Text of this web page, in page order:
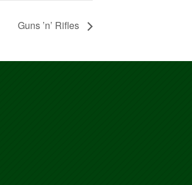
Guns ’n’ Rifles